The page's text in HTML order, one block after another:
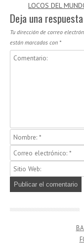
LOCOS DEL
Deja una respuesta
Tu dirección de correo
están marcados con *